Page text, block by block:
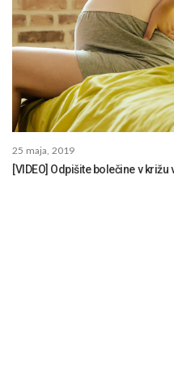
25 maja, 2019
[VIDEO] Odpišite bolečine v